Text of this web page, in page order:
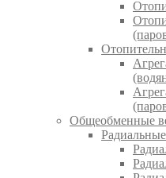
Общеобменные